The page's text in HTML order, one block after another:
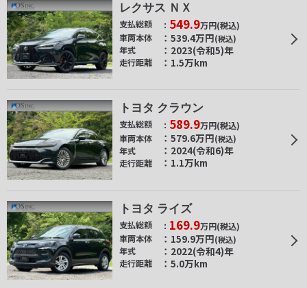
レクサス ＮＸ
支払総額 549.9万円(税込)
車両本体
539.4万円(税込)
年式 2023(令和5)年
走行距離 1.5万km
トヨタ クラウン
支払総額 589.9万円(税込)
車両本体
579.6万円(税込)
年式 2024(令和6)年
走行距離 1.1万km
トヨタ ライズ
支払総額 169.9万円(税込)
車両本体
159.9万円(税込)
年式 2022(令和4)年
走行距離 5.0万km